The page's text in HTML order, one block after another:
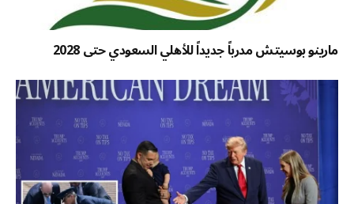
مارينو بوسيتش مدرباً جديداً للأهلي السعودي حتى 2028